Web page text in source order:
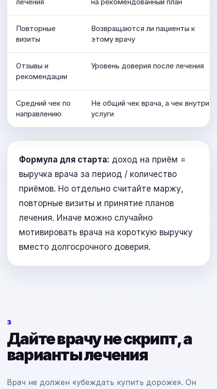
Повторные
визиты
Возвращаются ли пациенты к
этому врачу
Отзывы и
рекомендации
Уровень доверия после лечения
Средний чек по
направлению
Не общий чек врача, а чек внутри
услуги
Формула для старта: доход на приём =
выручка врача за период / количество
приёмов. Но отдельно считайте маржу,
повторные визиты и принятие планов
лечения. Иначе можно случайно
мотивировать врача на короткую выручку
вместо долгосрочного доверия.
3
Дайте врачу не скрипт, а
варианты лечения
Врач не должен «убеждать купить дороже». Он